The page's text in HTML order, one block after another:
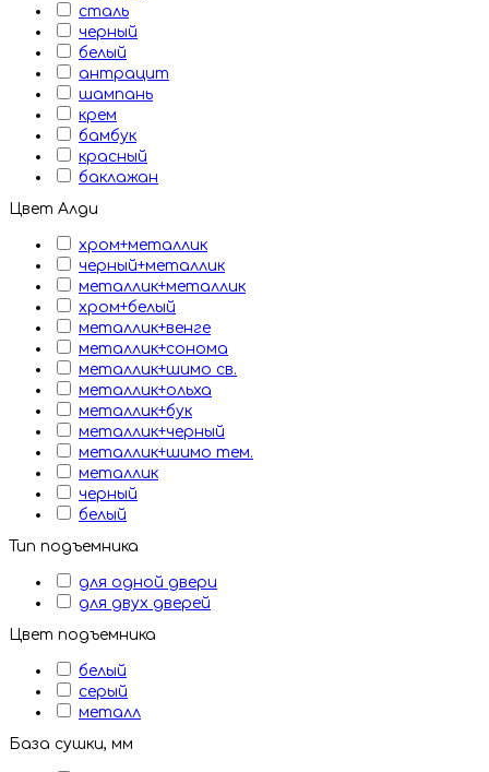
сталь
черный
белый
антрацит
шампань
крем
бамбук
красный
баклажан
Цвет Алди
хром+металлик
черный+металлик
металлик+металлик
хром+белый
металлик+венге
металлик+сонома
металлик+шимо св.
металлик+ольха
металлик+бук
металлик+черный
металлик+шимо тем.
металлик
черный
белый
Тип подъемника
для одной двери
для двух дверей
Цвет подъемника
белый
серый
металл
База сушки, мм